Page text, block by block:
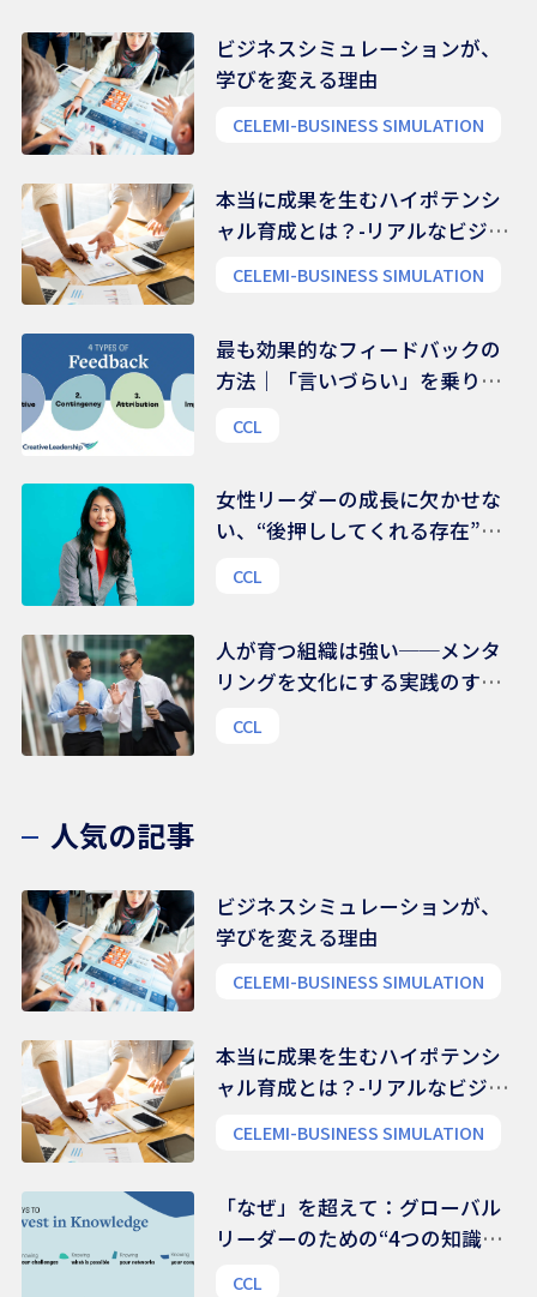
ビジネスシミュレーションが、
学びを変える理由
CELEMI-BUSINESS SIMULATION
本当に成果を生むハイポテンシ
ャル育成とは？-リアルなビジネ
CELEMI-BUSINESS SIMULATION
最も効果的なフィードバックの
方法｜「言いづらい」を乗り越
CCL
女性リーダーの成長に欠かせな
い、“後押ししてくれる存在”の
CCL
人が育つ組織は強い──メンタ
リングを文化にする実践のすす
CCL
人気の記事
ビジネスシミュレーションが、
学びを変える理由
CELEMI-BUSINESS SIMULATION
本当に成果を生むハイポテンシ
ャル育成とは？-リアルなビジネ
CELEMI-BUSINESS SIMULATION
「なぜ」を超えて：グローバル
リーダーのための“4つの知識領
CCL